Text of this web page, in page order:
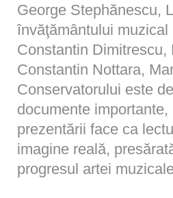
George Stephănescu,
învăţământului
Constantin
Constantin Nottara,
Conservatorului este
documente
prezentării face ca
imagine reală,
progresul artei